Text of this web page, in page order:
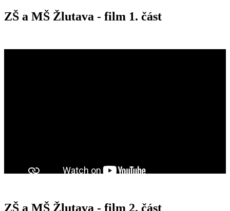
ZŠ a MŠ Žlutava - film 1. část
ZŠ a MŠ Žlutava - film 2. část